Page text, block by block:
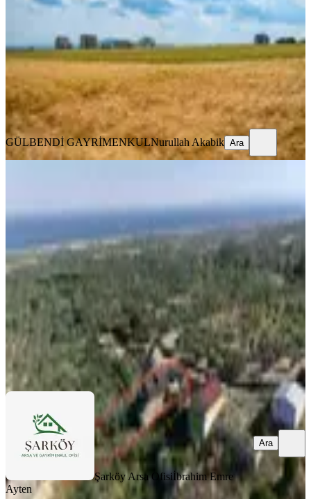
Tekirdağ, Saray
·
1.000.000 ₺
GÜLBENDİ GAYRİMENKUL Nurullah Akabik
Ara
GÜLBENDİ GAYRİMENKULNurullah Akabik Ara
800 m²· Kanalizasyon, Yolu Açılmış 7.063/m²
20.07.2026
5.650.000 ₺
Şarköy Arsa Ofisiİbrahim Emre Ayten
Ara
Şarköy Arsa Ofisiİbrahim Emre
Ayten
Ara